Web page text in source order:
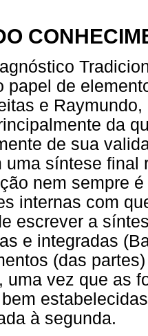
papel de
e
da
de sua
uma síntese final
nem sempre
internas com
escrever a
e integradas
(das
uma vez que as
à segunda.